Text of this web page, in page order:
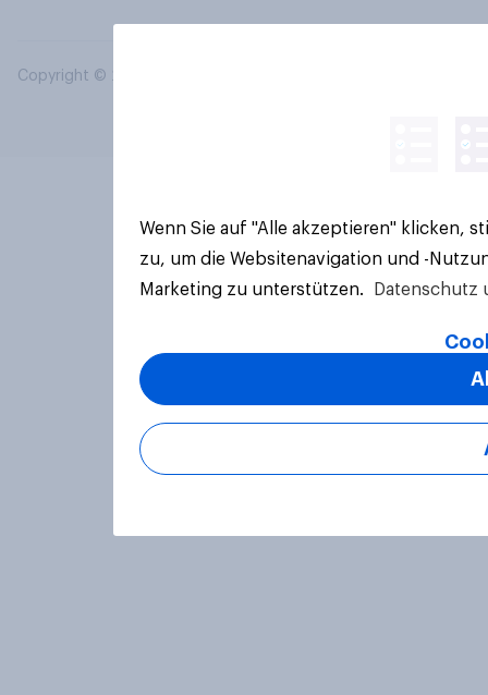
Copyright © 2026 YouGov PLC. Alle Rechte vorbehalten.
Wenn Sie auf "Alle akzeptieren" klicken,
zu, um die Websitenavigation und -
Marketing zu unterstützen.
Datenschutz